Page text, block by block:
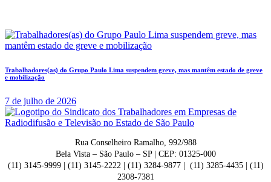
Trabalhadores(as) do Grupo Paulo Lima suspendem greve, mas mantêm estado de greve
e mobilização
7 de julho de 2026
Rua Conselheiro Ramalho, 992/988
Bela Vista – São Paulo – SP | CEP: 01325-000
(11) 3145-9999 | (11) 3145-2222 | (11) 3284-9877 | (11) 3285-4435 | (11)
2308-7381